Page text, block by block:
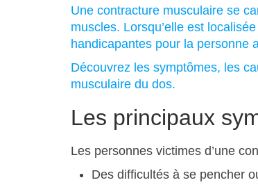
Une contracture musculaire se
muscles. Lorsqu’elle est
handicapantes pour la personne
Découvrez les symptômes, les
musculaire du dos.
Les principaux
Les personnes victimes d’une
Des difficultés à se pencher